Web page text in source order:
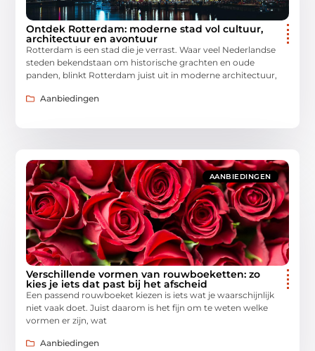
Ontdek Rotterdam: moderne stad vol cultuur,
architectuur en avontuur
Rotterdam is een stad die je verrast. Waar veel Nederlandse
steden bekendstaan om historische grachten en oude
panden, blinkt Rotterdam juist uit in moderne architectuur,
Aanbiedingen
AANBIEDINGEN
Verschillende vormen van rouwboeketten: zo
kies je iets dat past bij het afscheid
Een passend rouwboeket kiezen is iets wat je waarschijnlijk
niet vaak doet. Juist daarom is het fijn om te weten welke
vormen er zijn, wat
Aanbiedingen